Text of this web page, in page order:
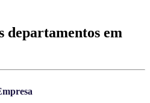
departamentos em